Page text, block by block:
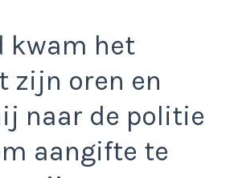
kwam het
zijn oren en
naar de politie
aangifte te